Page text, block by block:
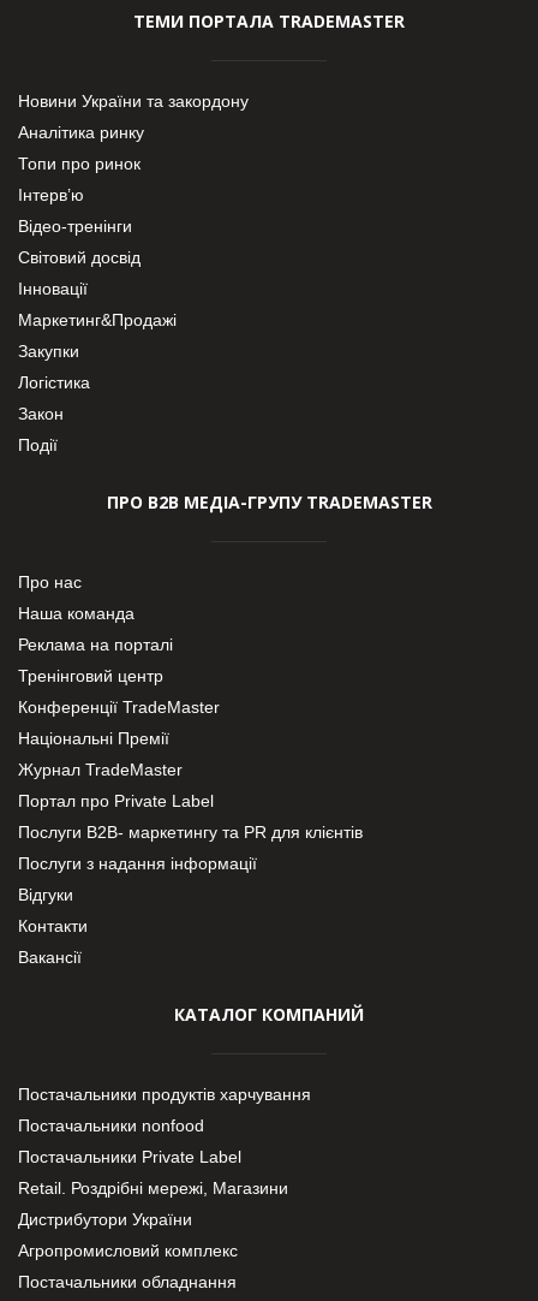
ТЕМИ ПОРТАЛА TRADEMASTER
Новини України та закордону
Аналітика ринку
Топи про ринок
Інтерв’ю
Відео-тренінги
Світовий досвід
Інновації
Маркетинг&Продажі
Закупки
Логістика
Закон
Події
ПРО В2В МЕДІА-ГРУПУ TRADEMASTER
Про нас
Наша команда
Реклама на порталі
Тренінговий центр
Конференції TradeMaster
Національні Премії
Журнал TradeMaster
Портал про Private Label
Послуги В2В- маркетингу та PR для клієнтів
Послуги з надання інформації
Відгуки
Контакти
Вакансії
КАТАЛОГ КОМПАНИЙ
Постачальники продуктів харчування
Постачальники nonfood
Постачальники Private Label
Retail. Роздрібні мережі, Магазини
Дистрибутори України
Агропромисловий комплекс
Постачальники обладнання